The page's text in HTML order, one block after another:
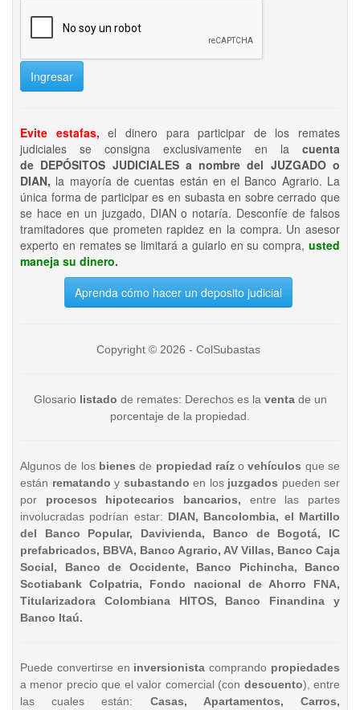
Ingresar
Evite estafas, el dinero para participar de los remates
judiciales se consigna exclusivamente en la cuenta
de DEPÓSITOS JUDICIALES a nombre del JUZGADO o
DIAN, la mayoría de cuentas están en el Banco Agrario. La
única forma de participar es en subasta en sobre cerrado que
se hace en un juzgado, DIAN o notaría. Desconfíe de falsos
tramitadores que prometen rapidez en la compra. Un asesor
experto en remates se limitará a guiarlo en su compra, usted
maneja su dinero.
Aprenda cómo hacer un deposito judicial
Copyright © 2026 - ColSubastas
Glosario listado de remates: Derechos es la ventade un
porcentaje de la propiedad.
Algunos de los bienesde propiedad raízo vehículos que se
están rematando y subastando en los juzgados pueden ser
por procesos hipotecarios bancarios, entre las partes
involucradas podrían estar: DIAN, Bancolombia, el Martillo
del Banco Popular, Davivienda, Banco de Bogotá, IC
prefabricados, BBVA, Banco Agrario, AV Villas, Banco Caja
Social, Banco de Occidente, Banco Pichincha, Banco
Scotiabank Colpatria, Fondo nacional de Ahorro FNA,
Titularizadora Colombiana HITOS, Banco Finandina y
Banco Itaú.
Puede convertirse en inversionista comprando propiedades
a menor precio que el valor comercial (con descuento), entre
las cuales están: Casas, Apartamentos, Carros,